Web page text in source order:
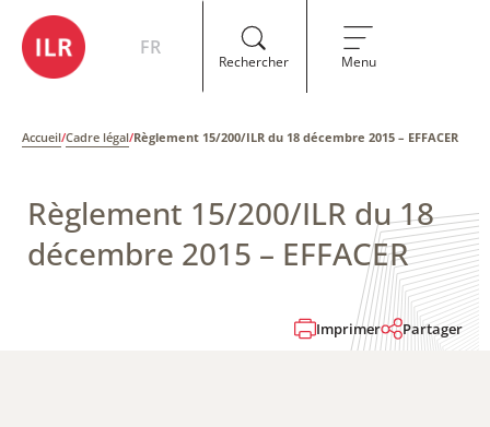
FR
Rechercher Menu
Accueil/Cadre légal/Règlement 15/200/ILR du 18 décembre 2015 – EFFACER
Règlement 15/200/ILR du 18
décembre 2015 – EFFACER
Imprimer Partager